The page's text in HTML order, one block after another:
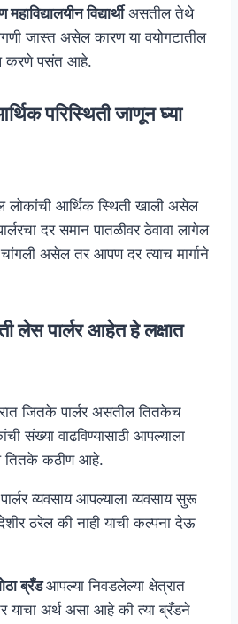
विद्यार्थीअसतील तेथे
जास्त असेल कारण या वयोगटातील
करणे पसंत आहे.
परिस्थिती जाणून घ्या
लोकांची आर्थिक स्थिती खाली असेल
दर समान पातळीवर ठेवावा लागेल
असेल तर आपण दर त्याच मार्गाने
लेस पार्लर आहेत हे लक्षात
जितके पार्लर असतील तितकेच
संख्या वाढविण्यासाठी आपल्याला
तितके कठीण आहे.
व्यवसाय आपल्याला व्यवसाय सुरू
ठरेल की नाही याची कल्पना देऊ
ब्रँडआपल्या निवडलेल्या क्षेत्रात
याचा अर्थ असा आहे की त्या ब्रँडने